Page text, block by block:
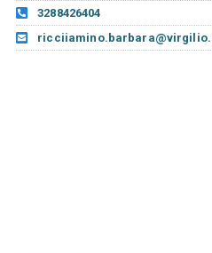
3288426404